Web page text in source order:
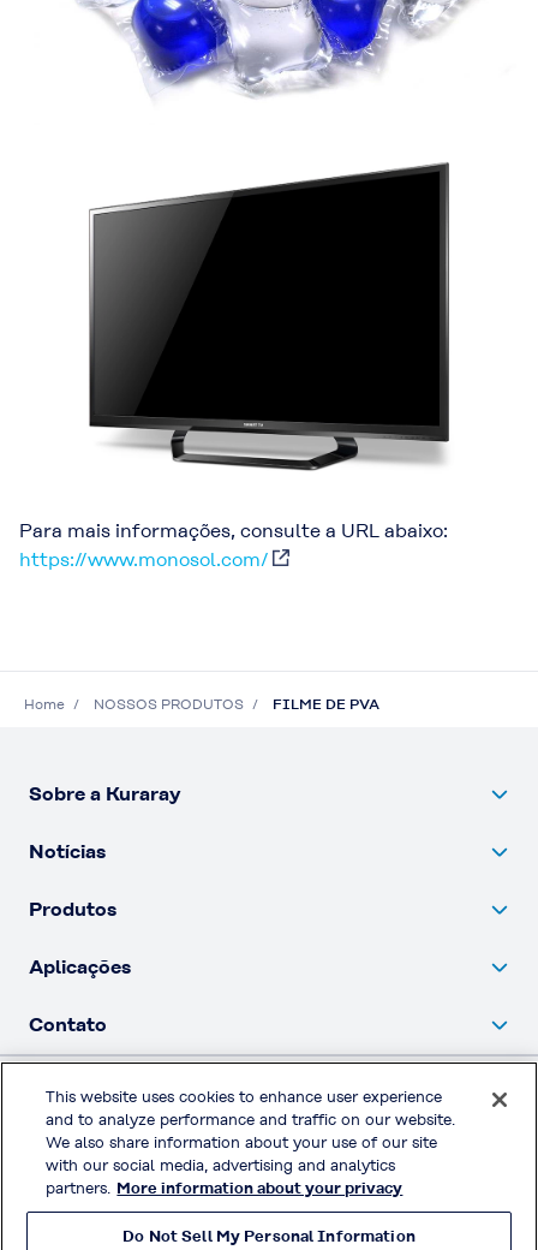
Para mais informações, consulte a URL abaixo:
https://www.monosol.com/
Home NOSSOS PRODUTOS FILME DE PVA
Sobre a Kuraray
Notícias
Produtos
Aplicações
Contato
Política de privacidade
Redes sociais
This website uses cookies to enhance user experience
and to analyze performance and traffic on our website.
We also share information about your use of our site
with our social media, advertising and analytics
partners. More information about your privacy
Do Not Sell My Personal Information